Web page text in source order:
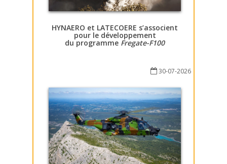
HYNAERO et LATECOERE s’associent
pour le développement
du programme Fregate-F100
30-07-2026